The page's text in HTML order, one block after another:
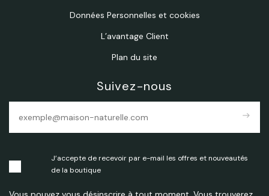
Données Personnelles et cookies
L’avantage Client
Plan du site
Suivez-nous
east
J’accepte de recevoir par e-mail les offres et nouveautés
de la boutique